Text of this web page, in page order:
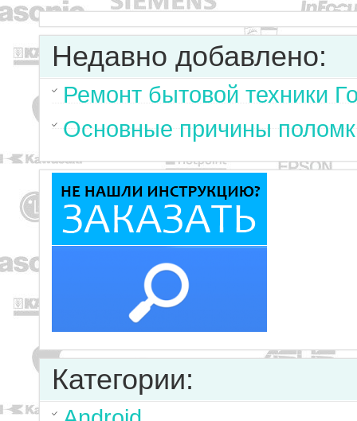
Недавно добавлено:
Ремонт бытовой техники
Основные причины
Категории: